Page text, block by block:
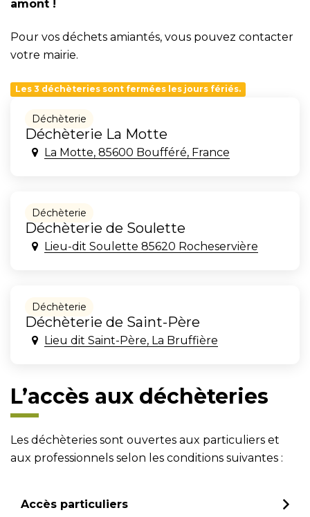
amont !
Pour vos déchets amiantés, vous pouvez contacter
votre mairie.
Les 3 déchèteries sont fermées les jours fériés.
Déchèterie
Déchèterie La Motte
La Motte, 85600 Boufféré, France
Déchèterie
Déchèterie de Soulette
Lieu-dit Soulette 85620 Rocheservière
Déchèterie
Déchèterie de Saint-Père
Lieu dit Saint-Père, La Bruffière
L’accès aux déchèteries
Les déchèteries sont ouvertes aux particuliers et
aux professionnels selon les conditions suivantes :
Accès particuliers